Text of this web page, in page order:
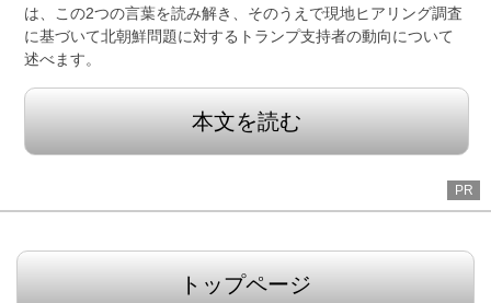
は、この2つの言葉を読み解き、そのうえで現地ヒアリング調査
に基づいて北朝鮮問題に対するトランプ支持者の動向について
述べます。
本文を読む
PR
トップページ